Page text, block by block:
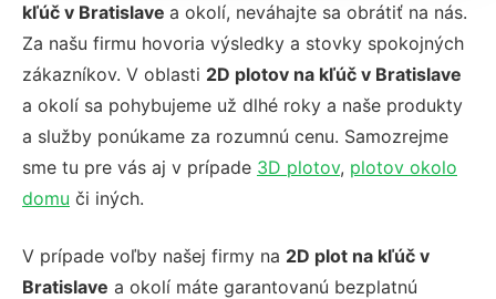
kľúč v Bratislave a okolí, neváhajte sa obrátiť na nás.
Za našu firmu hovoria výsledky a stovky spokojných
zákazníkov. V oblasti 2D plotov na kľúč v Bratislave
a okolí sa pohybujeme už dlhé roky a naše produkty
a služby ponúkame za rozumnú cenu. Samozrejme
sme tu pre vás aj v prípade 3D plotov, plotov okolo
domu či iných.
V prípade voľby našej firmy na 2D plot na kľúč v
Bratislave a okolí máte garantovanú bezplatnú